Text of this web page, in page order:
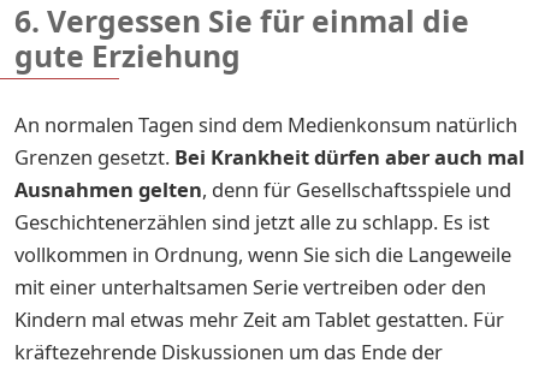
6. Vergessen Sie für einmal die
gute Erziehung
An normalen Tagen sind dem Medienkonsum natürlich
Grenzen gesetzt. Bei Krankheit dürfen aber auch mal
Ausnahmen gelten, denn für Gesellschaftsspiele und
Geschichtenerzählen sind jetzt alle zu schlapp. Es ist
vollkommen in Ordnung, wenn Sie sich die Langeweile
mit einer unterhaltsamen Serie vertreiben oder den
Kindern mal etwas mehr Zeit am Tablet gestatten. Für
kräftezehrende Diskussionen um das Ende der